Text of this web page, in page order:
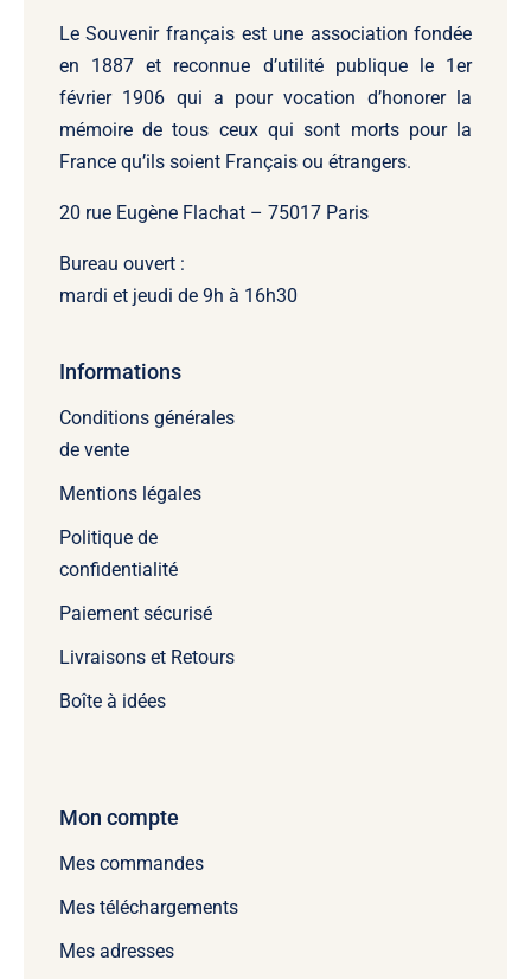
Le Souvenir français est une association fondée
en 1887 et reconnue d’utilité publique le 1er
février 1906 qui a pour vocation d’honorer la
mémoire de tous ceux qui sont morts pour la
France qu’ils soient Français ou étrangers.
20 rue Eugène Flachat – 75017 Paris
Bureau ouvert :
mardi et jeudi de 9h à 16h30
Informations
Conditions générales
de vente
Mentions légales
Politique de
confidentialité
Paiement sécurisé
Livraisons et Retours
Boîte à idées
Mon compte
Mes commandes
Mes téléchargements
Mes adresses